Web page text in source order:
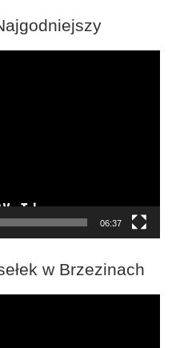
06:37
w Brzezinach